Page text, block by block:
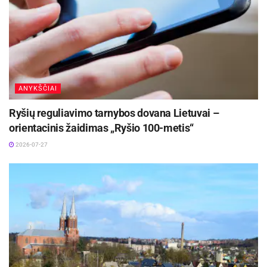
Programoje:
George Enescu (1881–1955) – Siuita Nr. 2 / Suite No. 2, op.10
(1901–1903)
Béla Bartók (1881–1945) – Dvi Elegijos / Két Elégia, op. 8b, Sz.
41 (1908-1909)
Karol Szymanowski (1882–1937) – Metopai / Métopes, op. 29
Bilietų kainos:
Suaugusiesiems – 6 Eur
ANYKŠČIAI
Ryšių reguliavimo tarnybos dovana Lietuvai –
orientacinis žaidimas „Ryšio 100-metis“
2026-07-27